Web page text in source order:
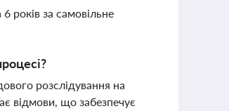
років за самовільне
розслідування на
відмови, що забезпечує